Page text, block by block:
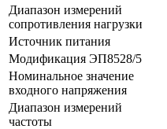
Диапазон измерений
сопротивления нагрузки
Источник питания
Модификация ЭП8528/5
Номинальное значение
входного напряжения
Диапазон измерений
частоты